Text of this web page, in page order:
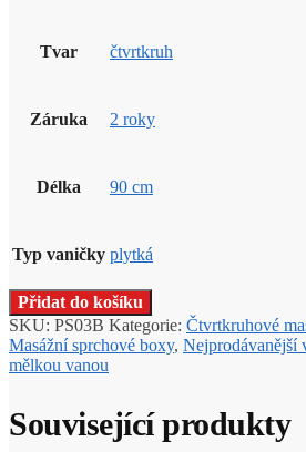
Tvar čtvrtkruh
Záruka 2 roky
Délka 90 cm
Typ vaničky plytká
Přidat do košíku
SKU: PS03B Kategorie: Čtvrtkruhové
Masážní sprchové boxy, Nejprodávanější
mělkou vanou
Související produkty